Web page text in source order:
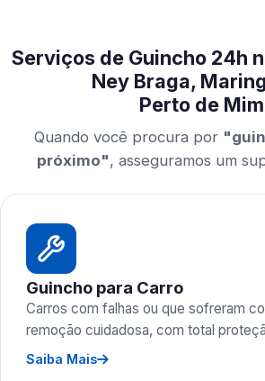
Serviços de Guincho 24h
Ney Braga,
Perto de Mim
Quando você procura por
próximo", asseguramos um
Guincho para Carro
Carros com falhas ou que sofreram
remoção cuidadosa, com total
Saiba Mais